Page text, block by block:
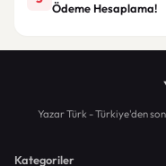
Ödeme Hesaplama!
Yazar Türk - Türkiye'den
Kategoriler